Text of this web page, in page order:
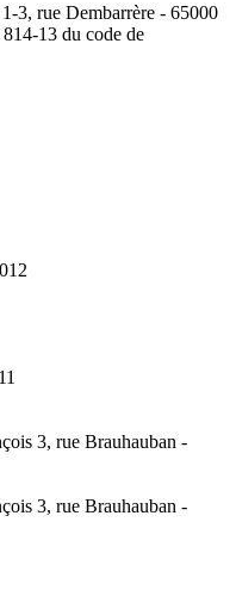
3, rue Dembarrère - 65000
13 du code de
3, rue Brauhauban -
3, rue Brauhauban -